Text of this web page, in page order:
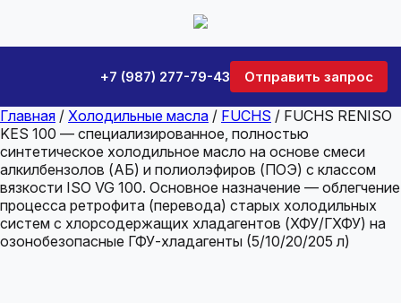
+7 (987) 277-79-43 Отправить запрос
Главная / Холодильные масла / FUCHS / FUCHS RENISO
KES 100 — специализированное, полностью
синтетическое холодильное масло на основе смеси
алкилбензолов (АБ) и полиолэфиров (ПОЭ) с классом
вязкости ISO VG 100. Основное назначение — облегчение
процесса ретрофита (перевода) старых холодильных
систем с хлорсодержащих хладагентов (ХФУ/ГХФУ) на
озонобезопасные ГФУ-хладагенты (5/10/20/205 л)